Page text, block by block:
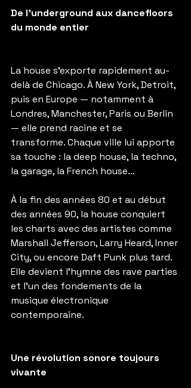
De l’underground aux dancefloors
du monde entier
La house s’exporte rapidement au-
delà de Chicago. À New York, Detroit,
puis en Europe — notamment à
Londres, Manchester, Paris ou Berlin
— elle prend racine et se
transforme. Chaque ville lui apporte
sa touche : la deep house, la techno,
la garage, la French house…
À la fin des années 80 et au début
des années 90, la house conquiert
les charts avec des artistes comme
Marshall Jefferson, Larry Heard, Inner
City, ou encore Daft Punk plus tard.
Elle devient l’hymne des rave parties
et l’un des fondements de la
musique électronique
contemporaine.
Une révolution sonore toujours
vivante